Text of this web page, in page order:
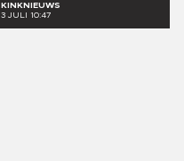
KINKNIEUWS
3 JULI 10:47